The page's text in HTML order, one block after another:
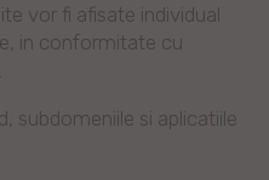
vor fi afisate individual
in conformitate cu
subdomeniile si aplicatiile